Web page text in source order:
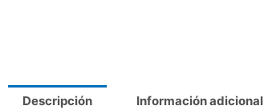
Descripción Información adicional